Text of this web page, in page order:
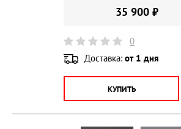
35 900 ₽
0
Доставка: от 1 дня
КУПИТЬ